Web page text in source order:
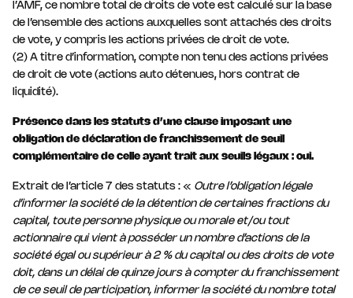
l’AMF, ce nombre total de droits de vote est calculé sur la base
de l’ensemble des actions auxquelles sont attachés des droits
de vote, y compris les actions privées de droit de vote.
(2) A titre d’information, compte non tenu des actions privées
de droit de vote (actions auto détenues, hors contrat de
liquidité).
Présence dans les statuts d’une clause imposant une
obligation de déclaration de franchissement de seuil
complémentaire de celle ayant trait aux seuils légaux : oui.
Extrait de l’article 7 des statuts : « Outre l’obligation légale
d’informer la société de la détention de certaines fractions du
capital, toute personne physique ou morale et/ou tout
actionnaire qui vient à posséder un nombre d’actions de la
société égal ou supérieur à 2 % du capital ou des droits de vote
doit, dans un délai de quinze jours à compter du franchissement
de ce seuil de participation, informer la société du nombre total